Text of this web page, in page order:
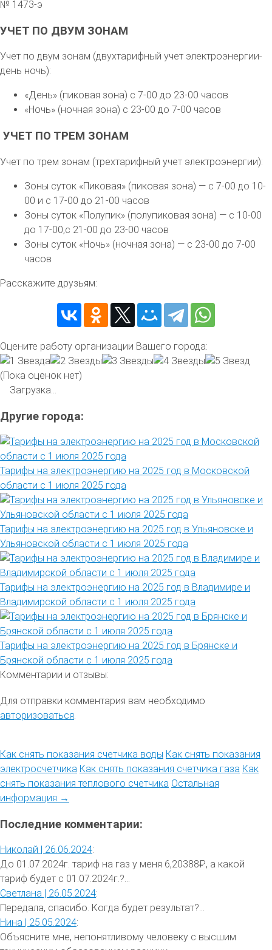
№ 1473-э
УЧЕТ ПО ДВУМ ЗОНАМ
Учет по двум зонам (двухтарифный учет электроэнергии-
день ночь):
«День» (пиковая зона) с 7-00 до 23-00 часов
«Ночь» (ночная зона) с 23-00 до 7-00 часов
УЧЕТ ПО ТРЕМ ЗОНАМ
Учет по трем зонам (трехтарифный учет электроэнергии):
Зоны суток «Пиковая» (пиковая зона) — с 7-00 до 10-
00 и с 17-00 до 21-00 часов
Зоны суток «Полупик» (полупиковая зона) — с 10-00
до 17-00,с 21-00 до 23-00 часов
Зоны суток «Ночь» (ночная зона) — с 23-00 до 7-00
часов
Расскажите друзьям:
Оцените работу организации Вашего города:
(Пока оценок нет)
Загрузка...
Другие города:
Тарифы на электроэнергию на 2025 год в Московской
области с 1 июля 2025 года
Тарифы на электроэнергию на 2025 год в Ульяновске и
Ульяновской области с 1 июля 2025 года
Тарифы на электроэнергию на 2025 год в Владимире и
Владимирской области с 1 июля 2025 года
Тарифы на электроэнергию на 2025 год в Брянске и
Брянской области с 1 июля 2025 года
Комментарии и отзывы:
Для отправки комментария вам необходимо
авторизоваться.
Как снять показания счетчика воды Как снять показания
электросчетчика Как снять показания счетчика газа Как
снять показания теплового счетчика Остальная
информация →
Последние комментарии:
Николай | 26.06.2024:
До 01.07.2024г. тариф на газ у меня 6,20388₽, а какой
тариф будет с 01.07.2024г.?...
Светлана | 26.05.2024:
Передала, спасибо. Когда будет результат?...
Нина | 25.05.2024:
Объясните мне, непонятливому человеку с высшим